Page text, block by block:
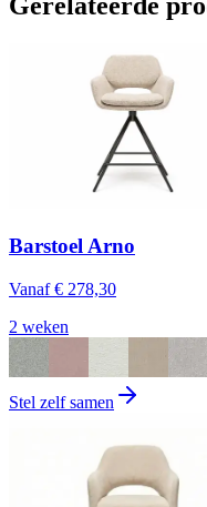
Gerelateerde
Barstoel Arno
Vanaf € 278,30
2 weken
Stel zelf samen